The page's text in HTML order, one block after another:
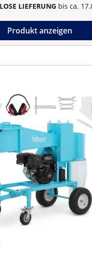
LIEFERUNG bis ca.
Produkt anzeigen